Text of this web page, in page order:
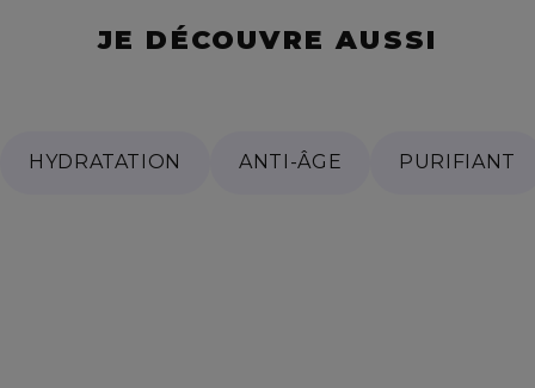
JE DÉCOUVRE AUSSI
HYDRATATION ANTI-ÂGE PURIFIANT